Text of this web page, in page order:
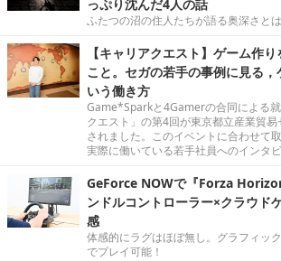
っぷり沈んだ4人の話
ふたつの沼の住人たちが語る奥深さとは
【キャリアクエスト】ゲーム作
こと。セガの若手の事例に見る
いう働き方
Game*Sparkと4Gamerの合同による
クエスト」の第4回が東京都立産業貿
されました。このイベントに合わせて
実際に働いている若手社員へのインタ
GeForce NOWで『Forza
ンドルコントローラー×クラウド
感
体感的にラグはほぼ無し。グラフィッ
でプレイ可能！